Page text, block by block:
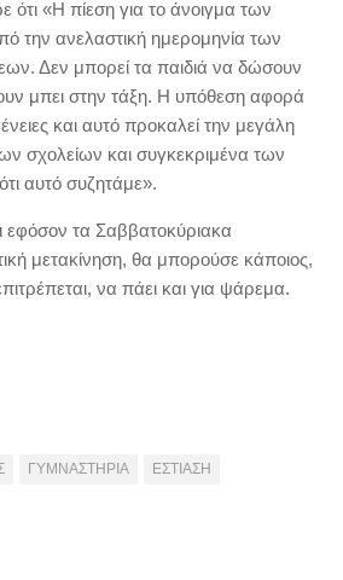
ότι «Η πίεση για το άνοιγμα των
την ανελαστική ημερομηνία των
Δεν μπορεί τα παιδιά να δώσουν
μπει στην τάξη. Η υπόθεση αφορά
και αυτό προκαλεί την μεγάλη
σχολείων και συγκεκριμένα των
αυτό συζητάμε».
εφόσον τα Σαββατοκύριακα
μετακίνηση, θα μπορούσε κάποιος,
να πάει και για ψάρεμα.
ΓΥΜΝΑΣΤΗΡΙΑ
ΕΣΤΙΑΣΗ